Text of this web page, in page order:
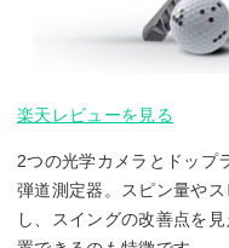
楽天レビューを見る
2つの光学カメラとドップ
弾道測定器。スピン量や
し、スイングの改善点を